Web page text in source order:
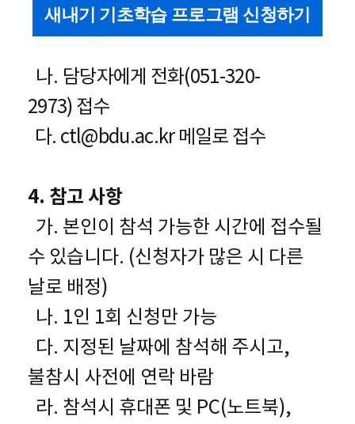
새내기 기초학습 프로그램 신청하기
나. 담당자에게 전화(051-320-
2973) 접수
다. ctl@bdu.ac.kr 메일로 접수
4. 참고 사항
가. 본인이 참석 가능한 시간에 접수될
수 있습니다. (신청자가 많은 시 다른
날로 배정)
나. 1인 1회 신청만 가능
다. 지정된 날짜에 참석해 주시고,
불참시 사전에 연락 바람
라. 참석시 휴대폰 및 PC(노트북),